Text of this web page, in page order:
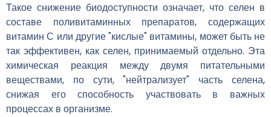
Такое снижение биодоступности означает, что селен в
составе поливитаминных препаратов, содержащих
витамин С или другие "кислые" витамины, может быть не
так эффективен, как селен, принимаемый отдельно. Эта
химическая реакция между двумя питательными
веществами, по сути, "нейтрализует" часть селена,
снижая его способность участвовать в важных
процессах в организме.